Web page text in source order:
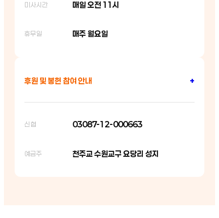
미사시간 매일 오전 11시
휴무일 매주 월요일
후원 및 봉헌 참여 안내 +
신협 03087-12-000663
예금주 천주교 수원교구 요당리 성지